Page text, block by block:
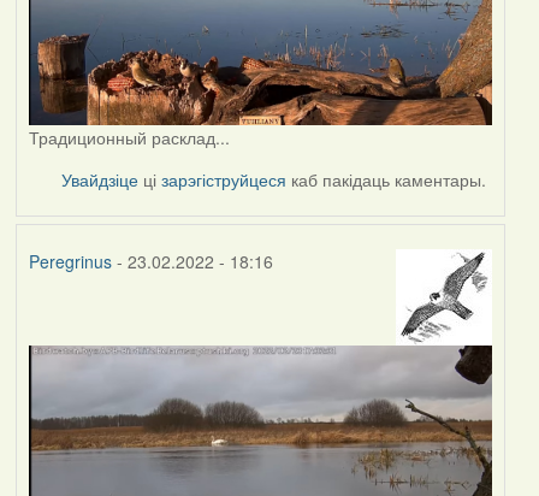
Традиционный расклад...
Увайдзіце цізарэгіструйцеся каб пакідаць каментары.
Peregrinus- 23.02.2022 - 18:16